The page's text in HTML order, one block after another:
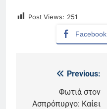
Post Views: 251
Facebook
Πλοήγηση
άρθρων
Previous:
Φωτιά στον
Ασπρόπυργο: Καίει